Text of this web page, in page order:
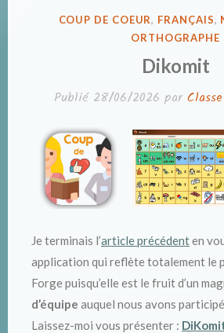
PUBLIÉ
COUP DE COEUR, FRANÇAIS,
ORTHOGRAPHE
Dikomit
Publié 28/06/2026 par
Je terminais l’article précédenten
application qui reflète totalement le
Forge puisqu’elle est le fruit d’un
d’équipe auquel nous avons
Laissez-moi vous présenter :